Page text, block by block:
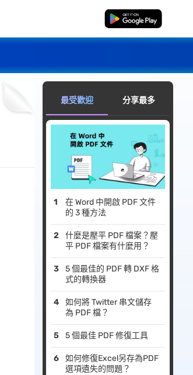
免費下載
最受歡迎 分享最多
在 Word 中開啟 PDF 文件
的 3 種方法
什麼是壓平 PDF 檔案？壓
平 PDF 檔案有什麼用？
5 個最佳的 PDF 轉 DXF 格
式的轉換器
如何將 Twitter 串文儲存
為 PDF 檔？
5 個最佳 PDF 修復工具
如何修復Excel另存為PDF
選項遺失的問題？